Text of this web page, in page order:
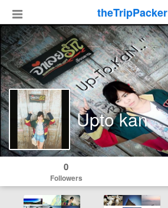
theTripPacker
Upto kan
0
Followers